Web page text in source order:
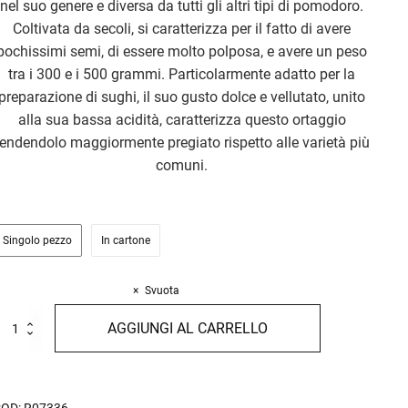
nel suo genere e diversa da tutti gli altri tipi di pomodoro.
Coltivata da secoli, si caratterizza per il fatto di avere
semi, di essere molto polposa, e avere un peso
tra i 300 e i 500 grammi. Particolarmente adatto per la
preparazione di sughi, il suo gusto dolce e vellutato, unito
alla sua bassa acidità, caratterizza questo ortaggio
maggiormente pregiato rispetto alle varietà più
comuni.
Singolo pezzo In cartone
Svuota
AGGIUNGI AL CARRELLO